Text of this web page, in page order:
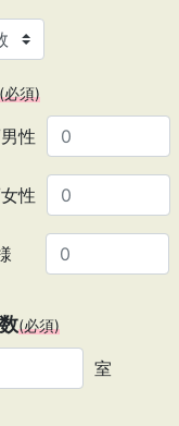
(必須)
性
性
(必須)
室